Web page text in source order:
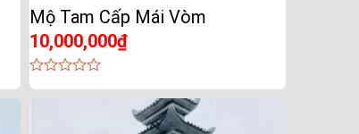
Mộ Tam Cấp Mái Vòm
10,000,000₫
0